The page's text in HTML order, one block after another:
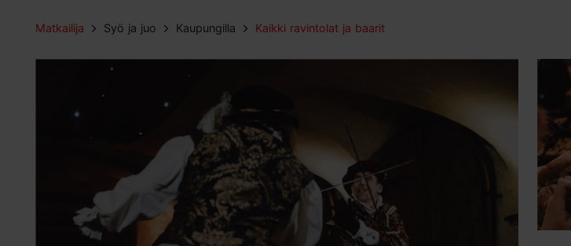
Matkailija Syö ja juo Kaupungilla Kaikki ravintolat ja baarit